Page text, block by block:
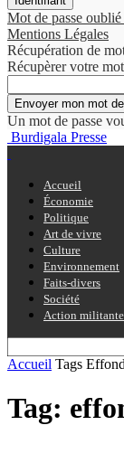
Mot de passe
Mentions Légales
Récupération de
Récupèrer votre
Un mot de passe
Burdigala Presse
Accueil
Économie
Politique
Art de vivre
Culture
Environnement
Faits-divers
Société
Action militante
Accueil Tags
Tag: